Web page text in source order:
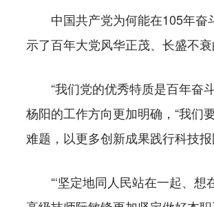
中国共产党为何能在105年奋
示了百年大党风华正茂、长盛不衰
“我们党的优秀特质是百年奋斗
杨阳的工作方向更加明确，“我们
难题，以更多创新成果践行科技
“‘坚定地同人民站在一起、想